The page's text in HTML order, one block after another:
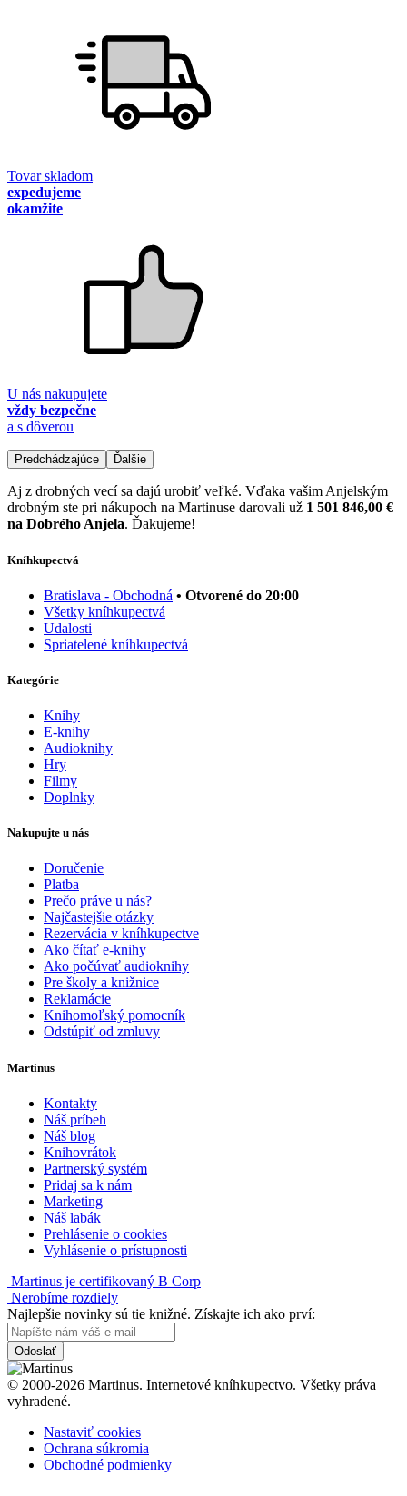
Tovar skladom
expedujeme
okamžite
U nás nakupujete
vždy bezpečne
a s dôverou
Predchádzajúce Ďalšie
Aj z drobných vecí sa dajú urobiť veľké. Vďaka vašim Anjelským
drobným ste pri nákupoch na Martinuse darovali už 1 501 846,00 €
na Dobrého Anjela. Ďakujeme!
Kníhkupectvá
Bratislava - Obchodná • Otvorené do 20:00
Všetky kníhkupectvá
Udalosti
Spriatelené kníhkupectvá
Kategórie
Knihy
E-knihy
Audioknihy
Hry
Filmy
Doplnky
Nakupujte u nás
Doručenie
Platba
Prečo práve u nás?
Najčastejšie otázky
Rezervácia v kníhkupectve
Ako čítať e-knihy
Ako počúvať audioknihy
Pre školy a knižnice
Reklamácie
Knihomoľský pomocník
Odstúpiť od zmluvy
Martinus
Kontakty
Náš príbeh
Náš blog
Knihovrátok
Partnerský systém
Pridaj sa k nám
Marketing
Náš labák
Prehlásenie o cookies
Vyhlásenie o prístupnosti
Martinus je certifikovaný B Corp
Nerobíme rozdiely
Najlepšie novinky sú tie knižné. Získajte ich ako prví:
Odoslať
© 2000-2026 Martinus. Internetové kníhkupectvo. Všetky práva
vyhradené.
Nastaviť cookies
Ochrana súkromia
Obchodné podmienky